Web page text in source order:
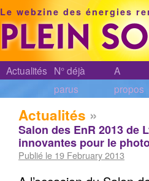
Le webzine des énergies
Actualités N° déjà
parus
A
propos
Actualités »
Salon des EnR 2013 de
innovantes pour le
Publié le 19 February 2013